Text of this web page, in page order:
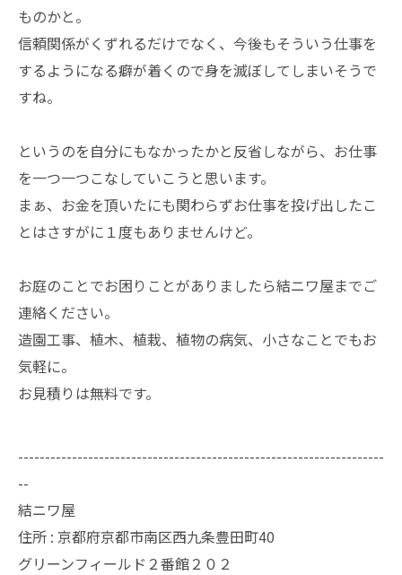
ものかと。
信頼関係がくずれるだけでなく、今後もそういう仕事を
するようになる癖が着くので身を滅ぼしてしまいそうで
すね。
というのを自分にもなかったかと反省しながら、お仕事
を一つ一つこなしていこうと思います。
まぁ、お金を頂いたにも関わらずお仕事を投げ出したこ
とはさすがに１度もありませんけど。
お庭のことでお困りことがありましたら結ニワ屋までご
連絡ください。
造園工事、植木、植栽、植物の病気、小さなことでもお
気軽に。
お見積りは無料です。
--------------------------------------------------------------------
--
結ニワ屋
住所 : 京都府京都市南区西九条豊田町40
グリーンフィールド２番館２０２